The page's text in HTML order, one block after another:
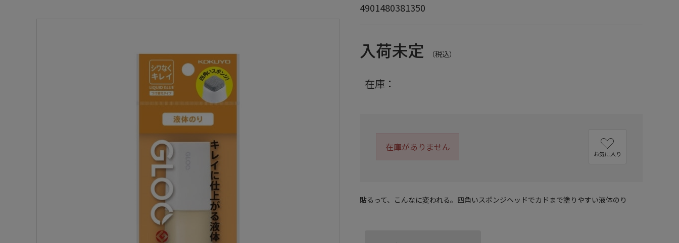
4901480381350
入荷未定 （税込）
在庫：
在庫がありません
お気に入り
貼るって、こんなに変われる。四角いスポンジヘッドでカドまで塗りやすい液体のり